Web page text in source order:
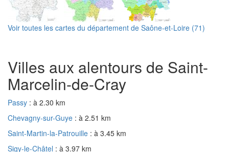
Voir toutes les cartes du département de Saône-et-Loire (71)
Villes aux alentours de Saint-
Marcelin-de-Cray
Passy : à 2.30 km
Chevagny-sur-Guye : à 2.51 km
Saint-Martin-la-Patrouille : à 3.45 km
Sigy-le-Châtel : à 3.97 km